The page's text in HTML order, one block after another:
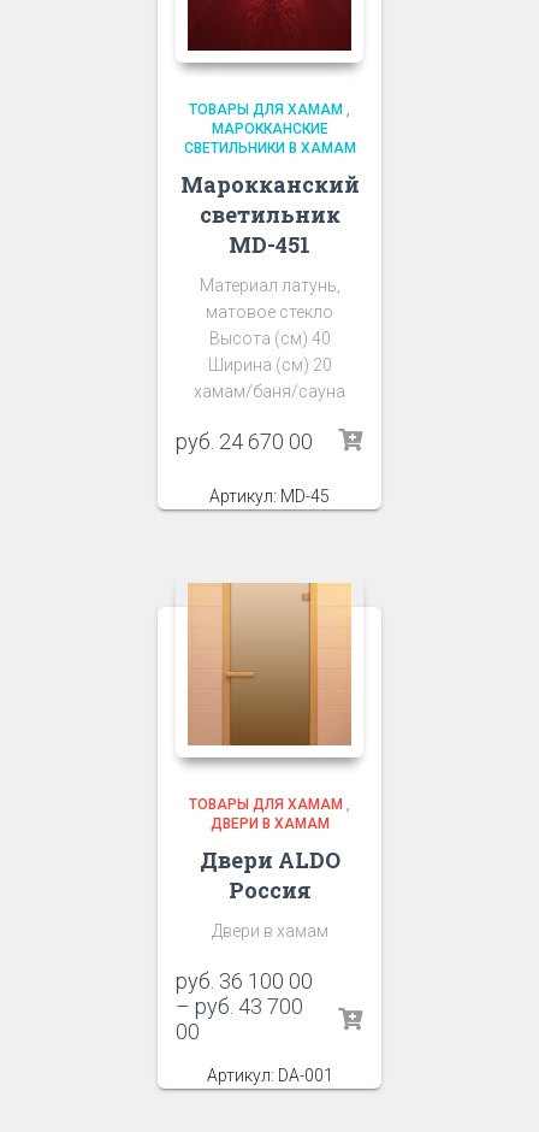
ТОВАРЫ ДЛЯ ХАМАМ ,
МАРОККАНСКИЕ
СВЕТИЛЬНИКИ В ХАМАМ
Марокканский
светильник
MD-451
Материал латунь,
матовое стекло
Высота (см) 40
Ширина (см) 20
хамам/баня/сауна
руб. 24 670 00
Артикул: MD-45
ТОВАРЫ ДЛЯ ХАМАМ ,
ДВЕРИ В ХАМАМ
Двери ALDO
Россия
Двери в хамам
руб. 36 100 00
– руб. 43 700
00
Артикул: DA-001